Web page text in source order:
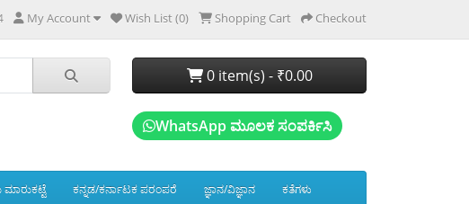
My Account Wish List (0) Shopping Cart Checkout
0 item(s) - ₹0.00
WhatsApp ಮೂಲಕ ಸಂಪರ್ಕಿಸಿ
ಮಾರುಕಟ್ಟೆ ಕನ್ನಡ/ಕರ್ನಾಟಕ ಪರಂಪರೆ ಜ್ಞಾನ/ವಿಜ್ಞಾನ ಕತೆಗಳು